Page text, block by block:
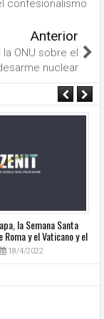
confesionalismo
Anterior
ONU sobre el
nuclear
la Semana Santa
y el Vaticano y el
en audio
18/4/2022